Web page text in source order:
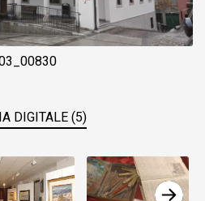
DIGITALE (5)